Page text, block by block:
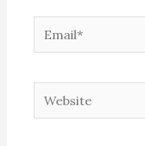
Email*
Website